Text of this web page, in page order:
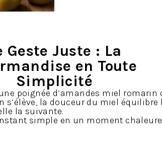
Geste Juste : La
en Toute
Simplicité
poignée d’amandes miel romarin
s’élève, la douceur du miel équilibre
la suivante.
simple en un moment